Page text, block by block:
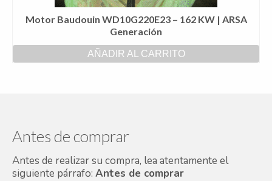
Motor Baudouin WD10G220E23 – 162 KW | ARSA
Generación
AÑADIR AL CARRITO
Antes de comprar
Antes de realizar su compra, lea atentamente el
siguiente párrafo: Antes de comprar